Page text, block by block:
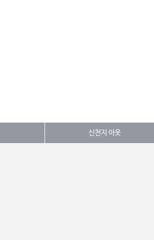
신천지 아웃